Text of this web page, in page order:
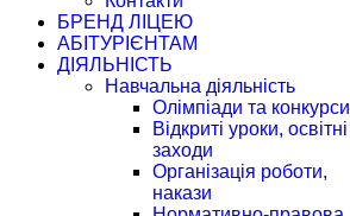
БРЕНД ЛІЦЕЮ
АБІТУРІЄНТАМ
ДІЯЛЬНІСТЬ
Навчальна діяльність
Олімпіади та конкурси
Відкриті уроки, освітні
заходи
Організація роботи,
накази